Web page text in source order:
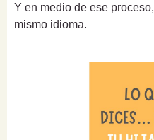
Y en medio de ese
mismo idioma.